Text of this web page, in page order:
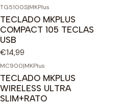
TG5100S|MKPlus
TECLADO MKPLUS
COMPACT 105 TECLAS
USB
€14,99
MC900|MKPlus
TECLADO MKPLUS
WIRELESS ULTRA
SLIM+RATO